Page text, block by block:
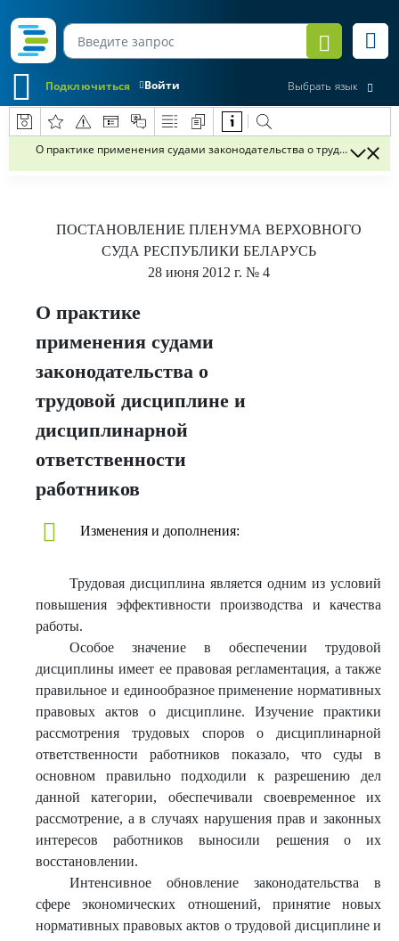
Войти
Подключиться Выбрать язык
О практике применения судами законодательства о трудовой
ПОСТАНОВЛЕНИЕ ПЛЕНУМА ВЕРХОВНОГО
СУДА РЕСПУБЛИКИ БЕЛАРУСЬ
28 июня 2012 г. № 4
О практике
применения судами
законодательства о
трудовой дисциплине и
дисциплинарной
ответственности
работников
Изменения и дополнения:
Трудовая дисциплина является одним из условий
повышения эффективности производства и качества
работы.
Особое значение в обеспечении трудовой
дисциплины имеет ее правовая регламентация, а также
правильное и единообразное применение нормативных
правовых актов о дисциплине. Изучение практики
рассмотрения трудовых споров о дисциплинарной
ответственности работников показало, что суды в
основном правильно подходили к разрешению дел
данной категории, обеспечивали своевременное их
рассмотрение, а в случаях нарушения прав и законных
интересов работников выносили решения о их
восстановлении.
Интенсивное обновление законодательства в
сфере экономических отношений, принятие новых
нормативных правовых актов о трудовой дисциплине и